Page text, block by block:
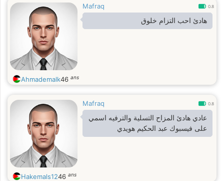
Mafraq 0.8
هادئ احب التزام خلوق
Ahmademalk46 ans
Mafraq 0.8
عادي هادئ المزاح التسلية والترفيه اسمي
على فيسبوك عبد الحكيم هويدي
Hakemals1246 ans